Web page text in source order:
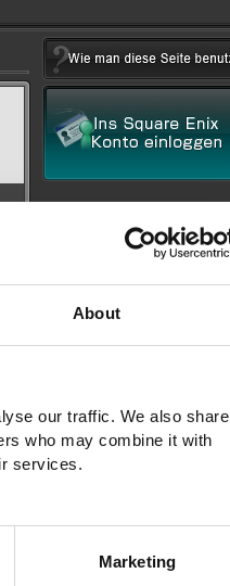
About
our traffic. We also share
who may combine it with
services.
Marketing